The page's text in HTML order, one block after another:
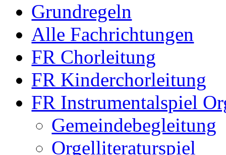
Grundregeln
Alle Fachrichtungen
FR Chorleitung
FR Kinderchorleitung
FR Instrumentalspiel
Gemeindebegleitung
Orgelliteraturspiel